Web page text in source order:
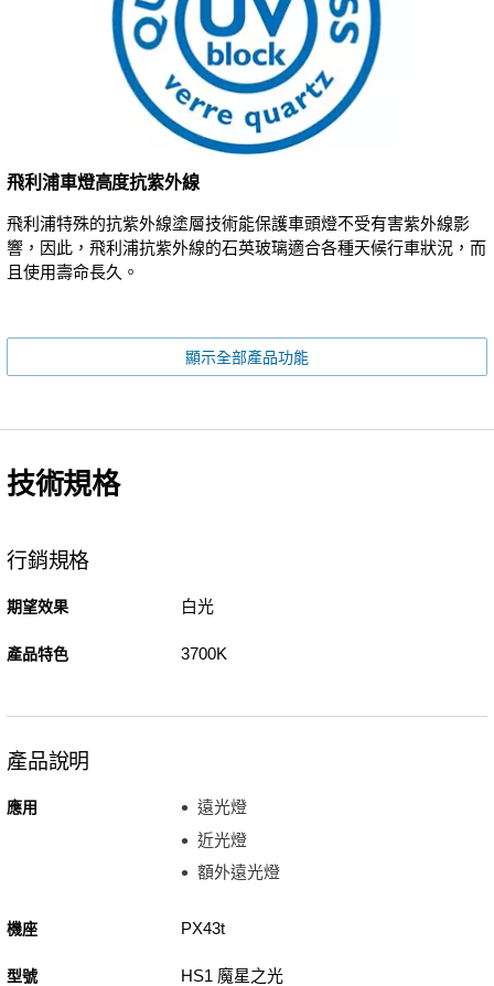
飛利浦車燈高度抗紫外線
飛利浦特殊的抗紫外線塗層技術能保護車頭燈不受有害紫外線影
響，因此，飛利浦抗紫外線的石英玻璃適合各種天候行車狀況，而
且使用壽命長久。
顯示全部產品功能
技術規格
行銷規格
期望效果 白光
產品特色 3700K
產品說明
應用
遠光燈
近光燈
額外遠光燈
機座 PX43t
型號 HS1 魔星之光